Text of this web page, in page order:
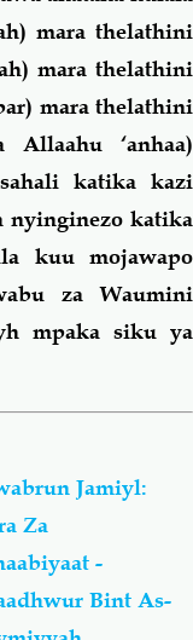
mara thelathini
mara thelathini
mara thelathini
Allaahu ‘anhaa)
katika kazi
nyinginezo katika
kuu mojawapo
za Waumini
mpaka siku ya
Jamiyl:
Za
-
Bint As-